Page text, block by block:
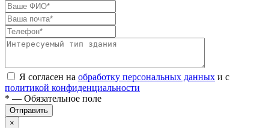
Я согласен на обработку персональных данных и с
политикой конфиденциальности
* — Обязательное поле
Отправить
×